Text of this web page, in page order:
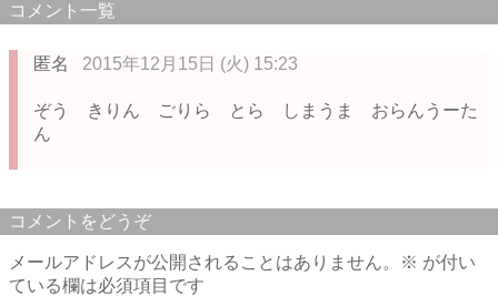
コメント一覧
匿名 2015年12月15日 (火) 15:23
ぞう きりん ごりら とら しまうま おらんうーた
ん
コメントをどうぞ
メールアドレスが公開されることはありません。 ※ が付い
ている欄は必須項目です